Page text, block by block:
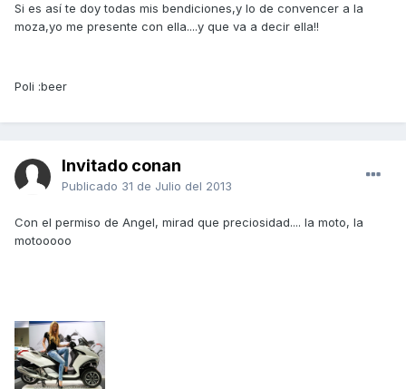
Si es así te doy todas mis bendiciones,y lo de convencer a la
moza,yo me presente con ella....y que va a decir ella!!
Poli :beer
Invitado conan
Publicado 31 de Julio del 2013
Con el permiso de Angel, mirad que preciosidad.... la moto, la
motooooo